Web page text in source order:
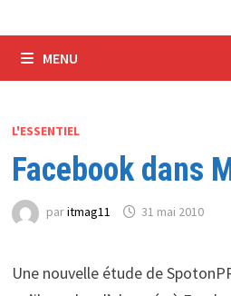
MENU
L'ESSENTIEL
Facebook dans
paritmag11 31 mai 2010
Une nouvelle étude de